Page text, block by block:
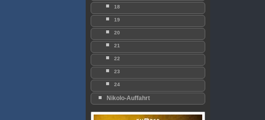
18
19
20
21
22
23
24
Nikolo-Auffahrt